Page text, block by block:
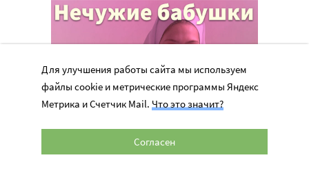
Для улучшения работы сайта мы используем
файлы cookie и метрические программы Яндекс
Метрика и Счетчик Mail. Что это значит?
Согласен